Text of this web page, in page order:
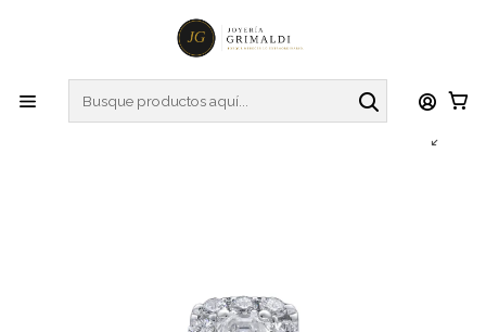
Anillos
Exclusivo Anillo Solitario Diamantes corte Esmeralda en
Oro Blanco 18K